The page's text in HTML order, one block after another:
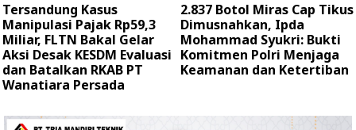
Tersandung Kasus
Manipulasi Pajak Rp59,3
Miliar, FLTN Bakal Gelar
Aksi Desak KESDM Evaluasi
dan Batalkan RKAB PT
Wanatiara Persada ‎
2.837 Botol Miras Cap Tikus
Dimusnahkan, Ipda
Mohammad Syukri: Bukti
Komitmen Polri Menjaga
Keamanan dan Ketertiban